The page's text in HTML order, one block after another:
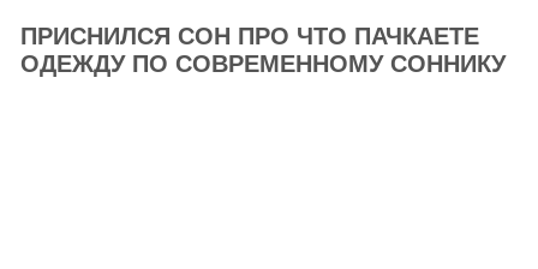
ПРИСНИЛСЯ СОН ПРО ЧТО ПАЧКАЕТЕ
ОДЕЖДУ ПО СОВРЕМЕННОМУ СОННИКУ